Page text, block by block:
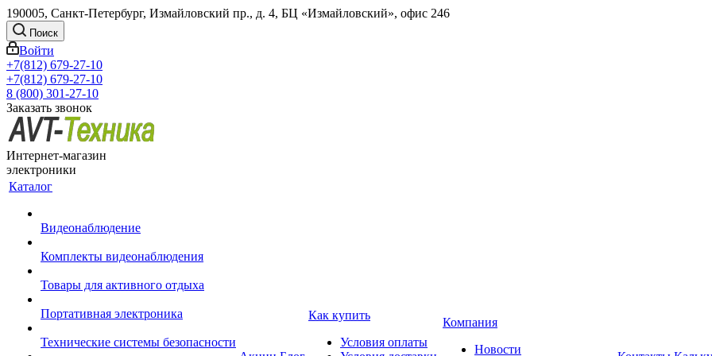
190005, Санкт-Петербург, Измайловский пр., д. 4, БЦ «Измайловский», офис 246
Поиск
Войти
+7(812) 679-27-10
+7(812) 679-27-10
8 (800) 301-27-10
Заказать звонок
Интернет-магазин
электроники
Каталог
Видеонаблюдение
Комплекты видеонаблюдения
Товары для активного отдыха
Портативная электроника
Технические системы безопасности
Как купить
Условия оплаты
Компания
Новости